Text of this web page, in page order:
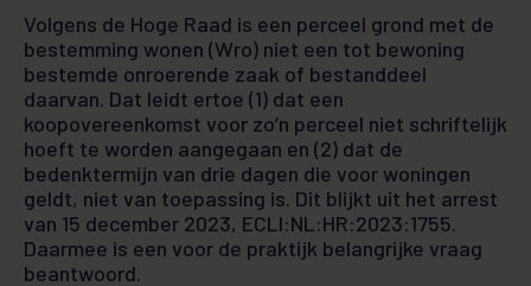
Volgens de Hoge Raad is een perceel grond met de
bestemming wonen (Wro) niet een tot bewoning
bestemde onroerende zaak of bestanddeel
daarvan. Dat leidt ertoe (1) dat een
koopovereenkomst voor zo’n perceel niet schriftelijk
hoeft te worden aangegaan en (2) dat de
bedenktermijn van drie dagen die voor woningen
geldt, niet van toepassing is. Dit blijkt uit het arrest
van 15 december 2023, ECLI:NL:HR:2023:1755.
Daarmee is een voor de praktijk belangrijke vraag
beantwoord.